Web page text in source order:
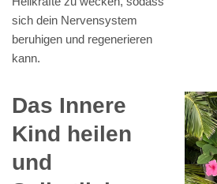
sich dein Nervensystem
beruhigen und regenerieren
kann.
Das Innere
Kind heilen
und